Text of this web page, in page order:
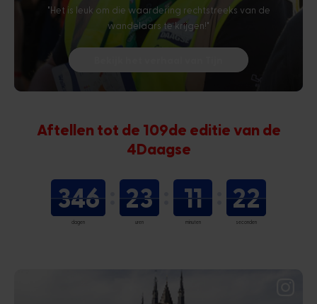
"Het is leuk om die waardering rechtstreeks van de
wandelaars te krijgen!"
Aftellen tot de 109de editie van de
4Daagse
346
dagen
23
uren
11
minuten
21
seconden